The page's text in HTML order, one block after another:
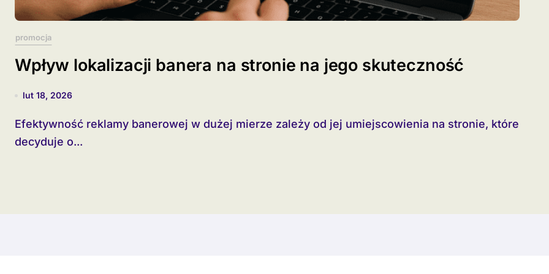
promocja
Wpływ lokalizacji banera na stronie na jego skuteczność
lut 18, 2026
Efektywność reklamy banerowej w dużej mierze zależy od jej umiejscowienia na stronie, które
decyduje o...